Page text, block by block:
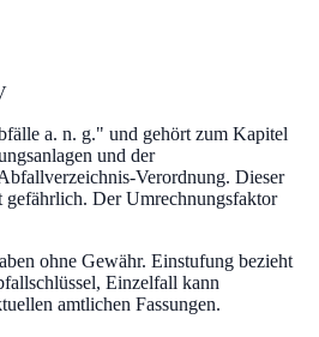
a. n. g." und gehört zum Kapitel
und der
Verordnung. Dieser
gefährlich. Der Umrechnungsfaktor
ohne Gewähr. Einstufung bezieht
Einzelfall kann
amtlichen Fassungen.